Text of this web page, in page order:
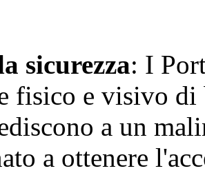
sicurezza: I
fisico e visivo
a un
a ottenere